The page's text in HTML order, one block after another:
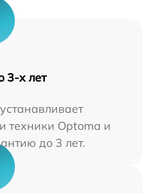
3-х лет
техники Optoma и
до 3 лет.